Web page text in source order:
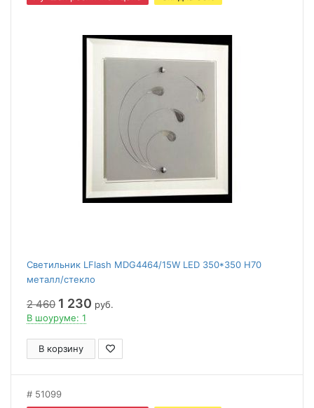
Светильник LFlash MDG4464/15W LED 350*350 H70
металл/стекло
2 460 1 230 руб.
В шоуруме: 1
В корзину
51099